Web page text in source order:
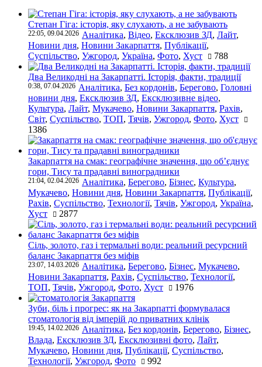
Степан Гіга: історія, яку слухають, а не забувають
22:05, 09.04.2026 Аналітика, Відео, Ексклюзив ЗД, Лайт,
Новини дня, Новини Закарпаття, Публікації,
Суспільство, Ужгород, Україна, Фото, Хуст 788
Два Великодні на Закарпатті. Історія, факти, традиції
0:38, 07.04.2026 Аналітика, Без кордонів, Берегово, Головні
новини дня, Ексклюзив ЗД, Ексклюзивне відео,
Культура, Лайт, Мукачево, Новини Закарпаття, Рахів,
Світ, Суспільство, ТОП, Тячів, Ужгород, Фото, Хуст
1386
Закарпаття на смак: географічне значення, що об’єднує
гори, Тису та прадавні виноградники
21:04, 02.04.2026 Аналітика, Берегово, Бізнес, Культура,
Мукачево, Новини дня, Новини Закарпаття, Публікації,
Рахів, Суспільство, Технології, Тячів, Ужгород, Україна,
Хуст
2877
Сіль, золото, газ і термальні води: реальний ресурсний
баланс Закарпаття без міфів
23:07, 14.03.2026 Аналітика, Берегово, Бізнес, Мукачево,
Новини Закарпаття, Рахів, Суспільство, Технології,
ТОП, Тячів, Ужгород, Фото, Хуст 1976
Зуби, біль і прогрес: як на Закарпатті формувалася
стоматологія від імперій до приватних клінік
19:45, 14.02.2026 Аналітика, Без кордонів, Берегово, Бізнес,
Влада, Ексклюзив ЗД, Ексклюзивні фото, Лайт,
Мукачево, Новини дня, Публікації, Суспільство,
Технології, Ужгород, Фото 992